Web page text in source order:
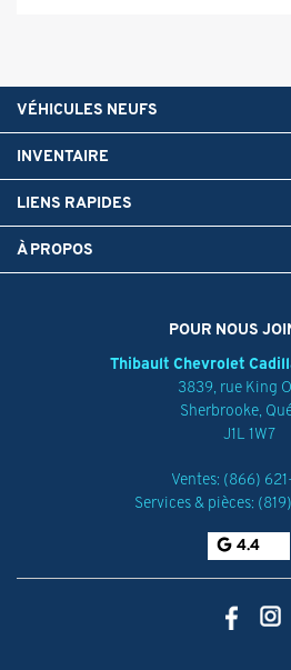
POUR NOUS
Thibault Chevrolet
3839, rue King
Sherbrooke,
J1L 1W7
Ventes: (866)
Services & pièces:
4.4
VÉHICULES NEUFS
INVENTAIRE
LIENS RAPIDES
À PROPOS